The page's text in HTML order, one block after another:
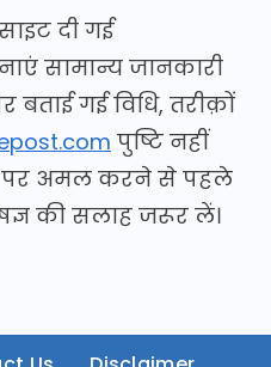
दी गई
सामान्य जानकारी
बताई गई विधि, तरीक़ों
पुष्टि नहीं
पर अमल करने से पहले
की सलाह जरूर लें।